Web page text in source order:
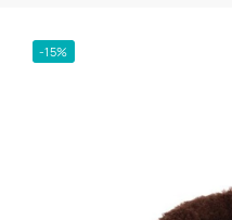
-15%